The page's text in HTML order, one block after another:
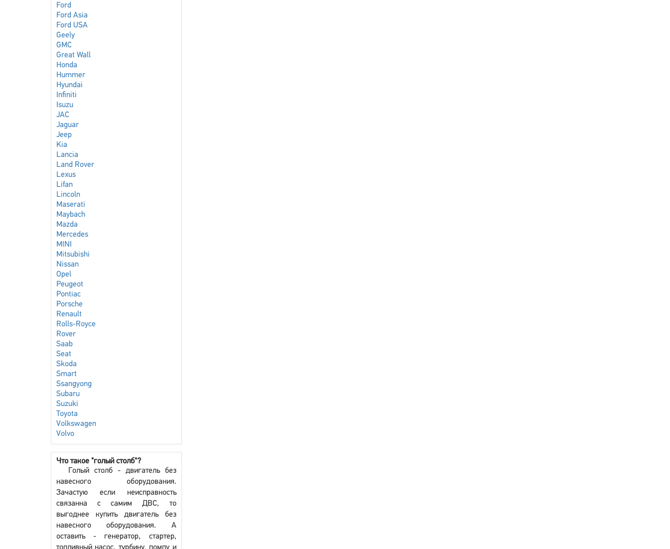
Ford
Ford Asia
Ford USA
Geely
GMC
Great Wall
Honda
Hummer
Hyundai
Infiniti
Isuzu
JAC
Jaguar
Jeep
Kia
Lancia
Land Rover
Lexus
Lifan
Lincoln
Maserati
Maybach
Mazda
Mercedes
MINI
Mitsubishi
Nissan
Opel
Peugeot
Pontiac
Porsche
Renault
Rolls-Royce
Rover
Saab
Seat
Skoda
Smart
Ssangyong
Subaru
Suzuki
Toyota
Volkswagen
Volvo
Что такое "голый столб"?
Голый столб - двигатель без
навесного оборудования.
Зачастую если неисправность
связанна с самим ДВС, то
выгоднее купить двигатель без
навесного оборудования. А
оставить - генератор, стартер,